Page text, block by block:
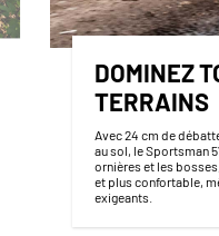
DOMINEZ
TERRAINS
Avec 24 cm de
au sol, le Sportsman
ornières et les
et plus confortable,
exigeants.